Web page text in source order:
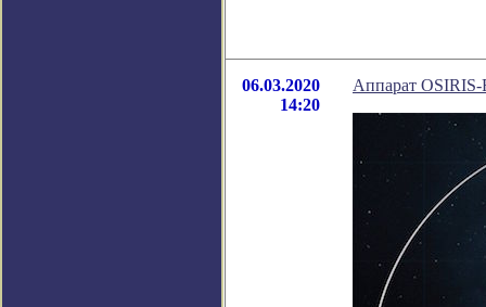
06.03.2020
14:20
Аппарат OSIRIS-